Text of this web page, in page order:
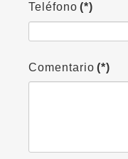
Teléfono (*)
Comentario (*)